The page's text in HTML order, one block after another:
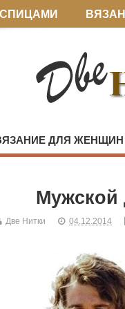
ДЛЯ ЖЕНЩИН
Мужской
Две Нитки 04.12.2014